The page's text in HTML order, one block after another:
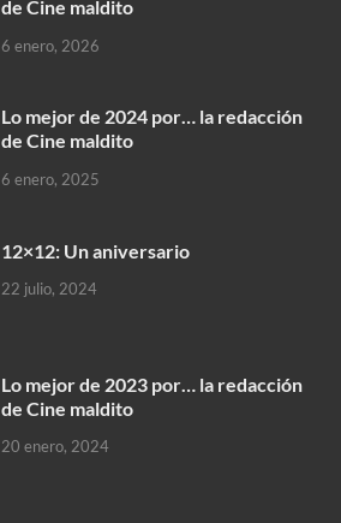
de Cine maldito
6 enero, 2026
Lo mejor de 2024 por… la redacción
de Cine maldito
6 enero, 2025
12×12: Un aniversario
22 julio, 2024
Lo mejor de 2023 por… la redacción
de Cine maldito
20 enero, 2024